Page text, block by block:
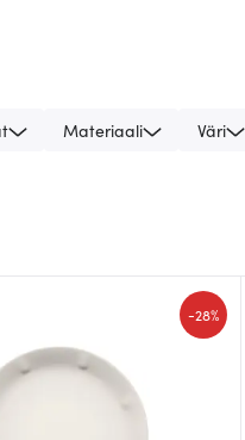
Materiaali Väri
-28%